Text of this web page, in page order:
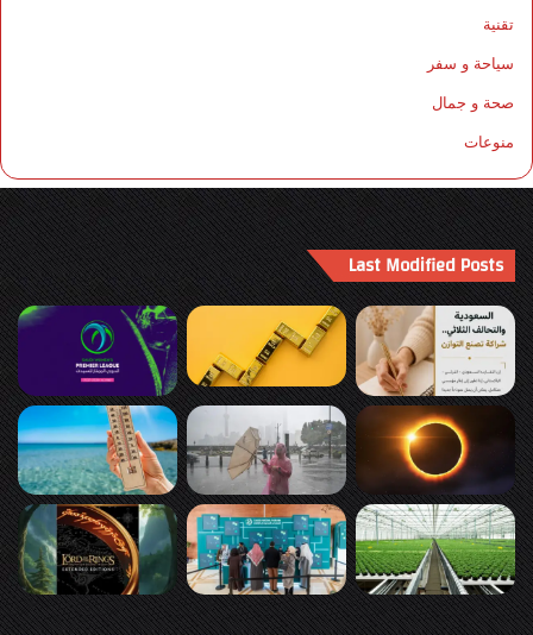
تقنية
سياحة و سفر
صحة و جمال
منوعات
Last Modified Posts